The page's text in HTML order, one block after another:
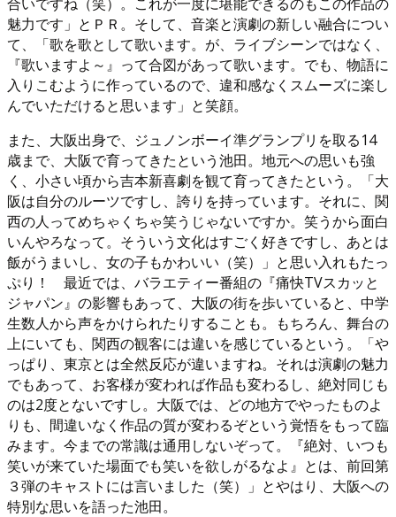
魅力です」とＰＲ。そして、音楽と演劇の新しい融合につい
て、「歌を歌として歌います。が、ライブシーンではなく、
『歌いますよ～』って合図があって歌います。でも、物語に
入りこむように作っているので、違和感なくスムーズに楽し
んでいただけると思います」と笑顔。
また、大阪出身で、ジュノンボーイ準グランプリを取る14
歳まで、大阪で育ってきたという池田。地元への思いも強
く、小さい頃から吉本新喜劇を観て育ってきたという。「大
阪は自分のルーツですし、誇りを持っています。それに、関
西の人ってめちゃくちゃ笑うじゃないですか。笑うから面白
いんやろなって。そういう文化はすごく好きですし、あとは
飯がうまいし、女の子もかわいい（笑）」と思い入れもたっ
ぷり！ 最近では、バラエティー番組の『痛快TVスカッと
ジャパン』の影響もあって、大阪の街を歩いていると、中学
生数人から声をかけられたりすることも。もちろん、舞台の
上にいても、関西の観客には違いを感じているという。「や
っぱり、東京とは全然反応が違いますね。それは演劇の魅力
でもあって、お客様が変われば作品も変わるし、絶対同じも
のは2度とないですし。大阪では、どの地方でやったものよ
りも、間違いなく作品の質が変わるぞという覚悟をもって臨
みます。今までの常識は通用しないぞって。『絶対、いつも
笑いが来ていた場面でも笑いを欲しがるなよ』とは、前回第
３弾のキャストには言いました（笑）」とやはり、大阪への
特別な思いを語った池田。